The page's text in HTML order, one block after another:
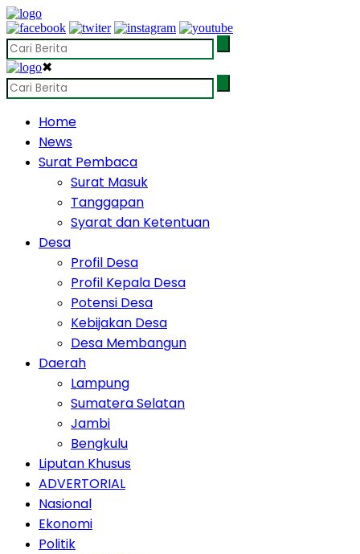
✖
Home
News
Surat Pembaca
Surat Masuk
Tanggapan
Syarat dan Ketentuan
Desa
Profil Desa
Profil Kepala Desa
Potensi Desa
Kebijakan Desa
Desa Membangun
Daerah
Lampung
Sumatera Selatan
Jambi
Bengkulu
Liputan Khusus
ADVERTORIAL
Nasional
Ekonomi
Politik